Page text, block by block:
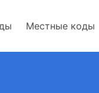
Местные коды